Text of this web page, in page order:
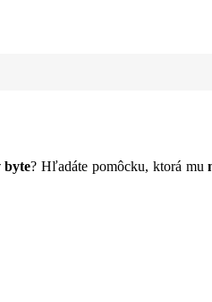
byte? Hľadáte pomôcku, ktorá mu